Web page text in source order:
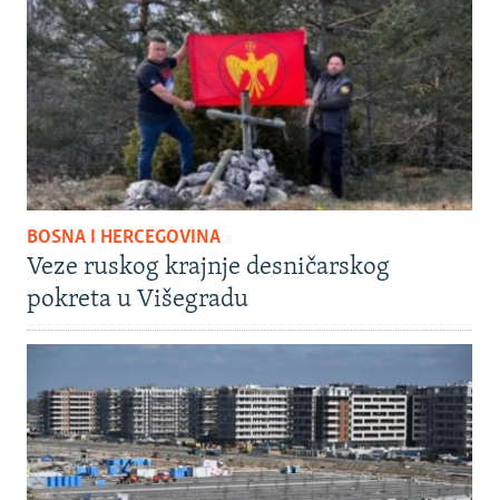
BOSNA I HERCEGOVINA
Veze ruskog krajnje desničarskog
pokreta u Višegradu